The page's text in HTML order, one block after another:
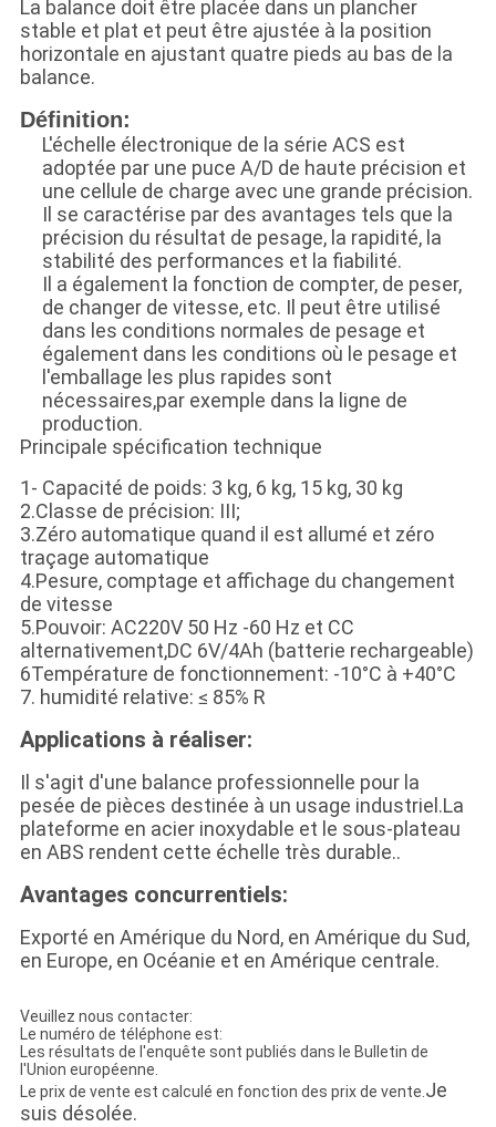
La balance doit être placée dans un plancher
stable et plat et peut être ajustée à la position
horizontale en ajustant quatre pieds au bas de la
balance.
Définition:
L'échelle électronique de la série ACS est
adoptée par une puce A/D de haute précision et
une cellule de charge avec une grande précision.
Il se caractérise par des avantages tels que la
précision du résultat de pesage, la rapidité, la
stabilité des performances et la fiabilité.
Il a également la fonction de compter, de peser,
de changer de vitesse, etc. Il peut être utilisé
dans les conditions normales de pesage et
également dans les conditions où le pesage et
l'emballage les plus rapides sont
nécessaires,par exemple dans la ligne de
production.
Principale spécification technique
1- Capacité de poids: 3 kg, 6 kg, 15 kg, 30 kg
2.Classe de précision: III;
3.Zéro automatique quand il est allumé et zéro
traçage automatique
4.Pesure, comptage et affichage du changement
de vitesse
5.Pouvoir: AC220V 50 Hz -60 Hz et CC
alternativement,DC 6V/4Ah (batterie rechargeable)
6Température de fonctionnement: -10°C à +40°C
7. humidité relative: ≤ 85% R
Applications à réaliser:
Il s'agit d'une balance professionnelle pour la
pesée de pièces destinée à un usage industriel.La
plateforme en acier inoxydable et le sous-plateau
en ABS rendent cette échelle très durable..
Avantages concurrentiels:
Exporté en Amérique du Nord, en Amérique du Sud,
en Europe, en Océanie et en Amérique centrale.
Veuillez nous contacter:
Le numéro de téléphone est:
Les résultats de l'enquête sont publiés dans le Bulletin de
l'Union européenne.
Le prix de vente est calculé en fonction des prix de vente.Je
suis désolée.